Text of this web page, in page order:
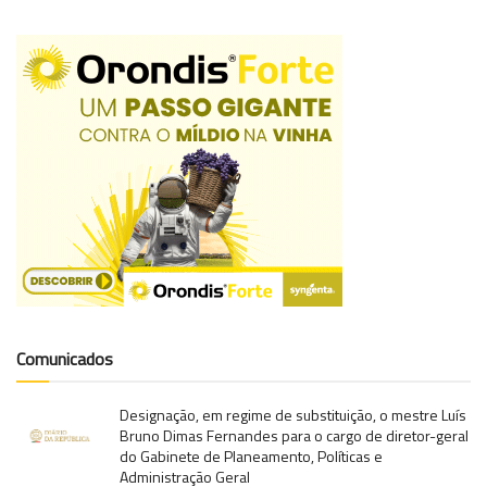
Comunicados
Designação, em regime de substituição, o mestre Luís
Bruno Dimas Fernandes para o cargo de diretor-geral
do Gabinete de Planeamento, Políticas e
Administração Geral